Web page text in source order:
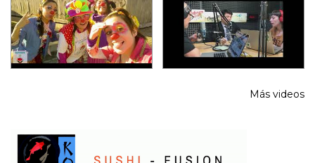
Más videos